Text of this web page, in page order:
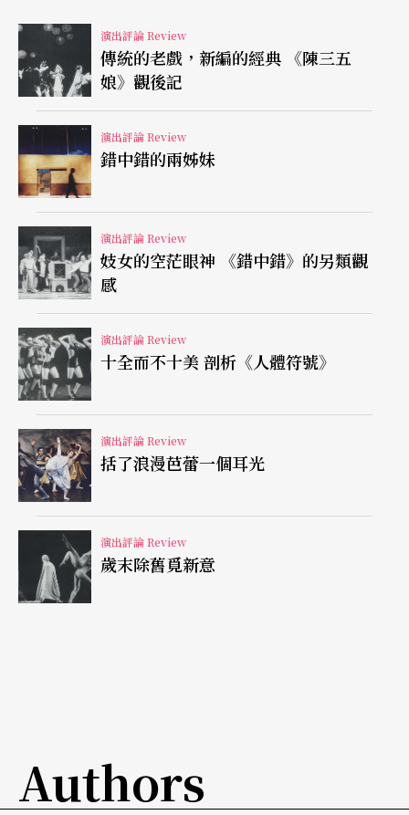
樂曲都被打散了，是一大敗筆。其他有許多放炮的
部分，也無法一一細述了。
雖然如此，觀眾仍然很熱情的安可了兩首。〈阿細
跳月〉只能以「慘不忍覩」形容，樂團完全跟不上
指揮，亂成一團。〈花好月圓〉又顯得心浮氣躁沈
不住氣。
聽完整場音樂會後，不知該爲彭修文惋惜或是爲北
市國痛心。或許該團的演出太多了，負荷過重，所
以未能發揮應有的水準，否則以一個專業樂團而
言，如此的表現著實令人有受騙的感覺。也許筆者
過於苛責，但北市國身爲國內最早的專業化國樂
團，且一度是國內各樂團馬首是瞻，樂迷引頸企盼
的優秀樂團，如今卻比不上南北兩個「實驗」國樂
團，怎不令人愛深責切？如果不再痛定思痛，勢將
逐漸被樂迷淘汰，到時就是大師也回天乏術了！
演出評論 Review
傳統的老戲，新編的經典 《陳三五
娘》觀後記
演出評論 Review
錯中錯的兩姊妹
演出評論 Review
妓女的空茫眼神 《錯中錯》的另類觀
感
演出評論 Review
十全而不十美 剖析《人體符號》
演出評論 Review
括了浪漫芭蕾一個耳光
演出評論 Review
歲末除舊覓新意
Authors